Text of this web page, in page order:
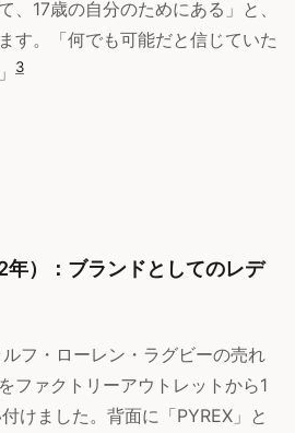
、17歳の自分のためにある」と、
す。「何でも可能だと信じていた
3
）：ブランドとしてのレデ
フ・ローレン・ラグビーの売れ
ファクトリーアウトレットから1
けました。背面に「PYREX」と